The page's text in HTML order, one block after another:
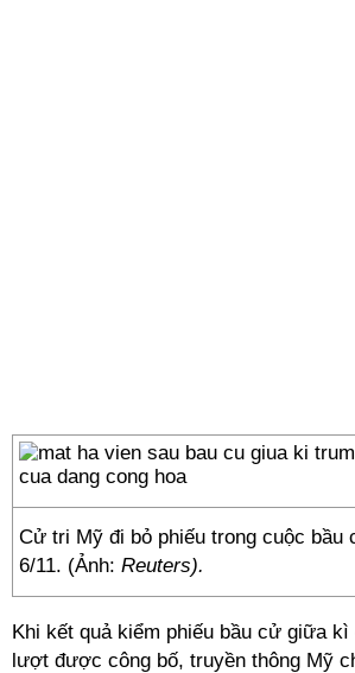
Cử tri Mỹ đi bỏ phiếu trong cuộc bầu
6/11. (Ảnh: Reuters).
Khi kết quả kiểm phiếu bầu cử giữa
lượt được công bố, truyền thông Mỹ